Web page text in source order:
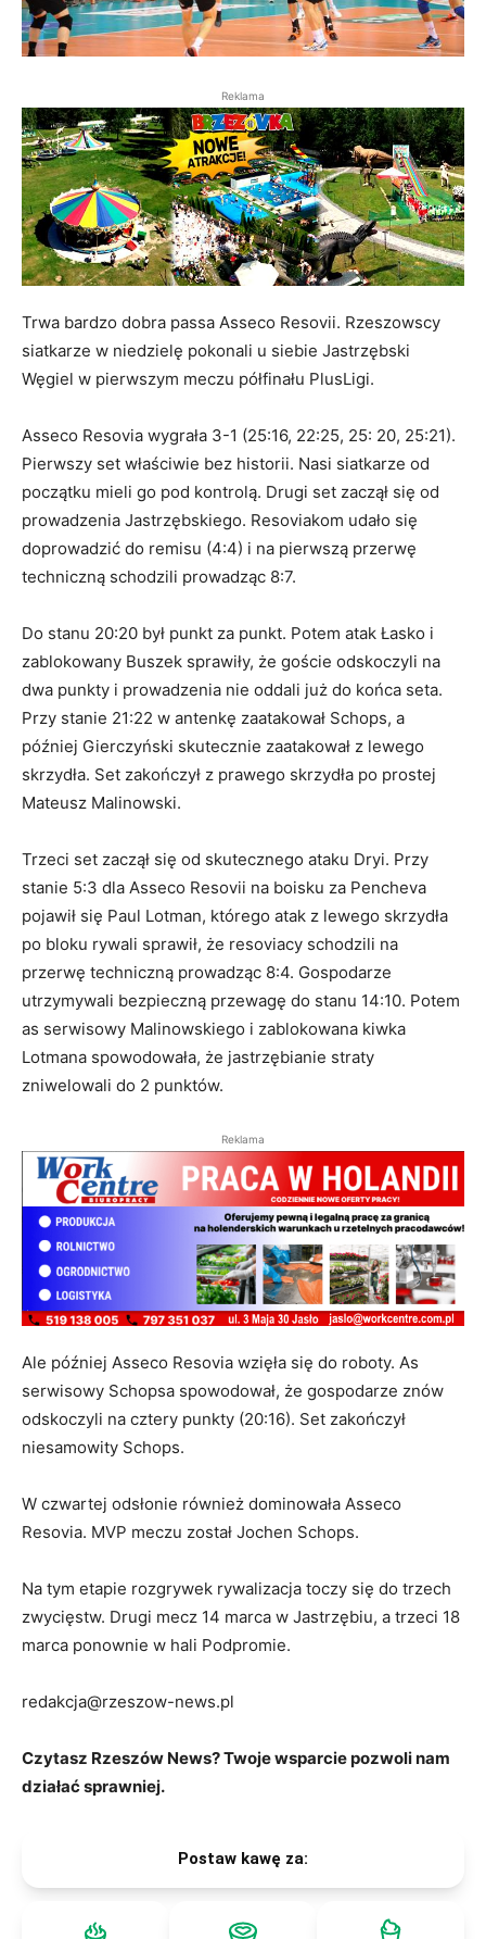
Reklama
Trwa bardzo dobra passa Asseco Resovii. Rzeszowscy
siatkarze w niedzielę pokonali u siebie Jastrzębski
Węgiel w pierwszym meczu półfinału PlusLigi.
Asseco Resovia wygrała 3-1 (25:16, 22:25, 25: 20, 25:21).
Pierwszy set właściwie bez historii. Nasi siatkarze od
początku mieli go pod kontrolą. Drugi set zaczął się od
prowadzenia Jastrzębskiego. Resoviakom udało się
doprowadzić do remisu (4:4) i na pierwszą przerwę
techniczną schodzili prowadząc 8:7.
Do stanu 20:20 był punkt za punkt. Potem atak Łasko i
zablokowany Buszek sprawiły, że goście odskoczyli na
dwa punkty i prowadzenia nie oddali już do końca seta.
Przy stanie 21:22 w antenkę zaatakował Schops, a
później Gierczyński skutecznie zaatakował z lewego
skrzydła. Set zakończył z prawego skrzydła po prostej
Mateusz Malinowski.
Trzeci set zaczął się od skutecznego ataku Dryi. Przy
stanie 5:3 dla Asseco Resovii na boisku za Pencheva
pojawił się Paul Lotman, którego atak z lewego skrzydła
po bloku rywali sprawił, że resoviacy schodzili na
przerwę techniczną prowadząc 8:4. Gospodarze
utrzymywali bezpieczną przewagę do stanu 14:10. Potem
as serwisowy Malinowskiego i zablokowana kiwka
Lotmana spowodowała, że jastrzębianie straty
zniwelowali do 2 punktów.
Reklama
Ale później Asseco Resovia wzięła się do roboty. As
serwisowy Schopsa spowodował, że gospodarze znów
odskoczyli na cztery punkty (20:16). Set zakończył
niesamowity Schops.
W czwartej odsłonie również dominowała Asseco
Resovia. MVP meczu został Jochen Schops.
Na tym etapie rozgrywek rywalizacja toczy się do trzech
zwycięstw. Drugi mecz 14 marca w Jastrzębiu, a trzeci 18
marca ponownie w hali Podpromie.
redakcja@rzeszow-news.pl
Czytasz Rzeszów News? Twoje wsparcie pozwoli nam
działać sprawniej.
Postaw kawę za: